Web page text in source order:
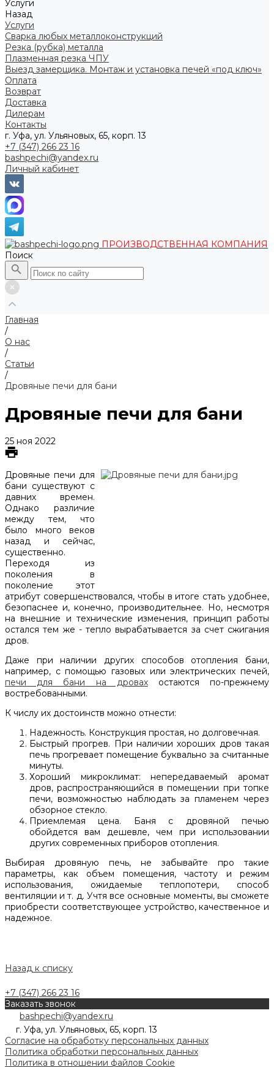
Услуги
Назад
Услуги
Сварка любых металлоконструкций
Резка (рубка) металла
Плазменная резка ЧПУ
Выезд замерщика. Монтаж и установка печей «под ключ»
Оплата
Возврат
Доставка
Дилерам
Контакты
г. Уфа, ул. Ульяновых, 65, корп. 13
+7 (347) 266 23 16
bashpechi@yandex.ru
Личный кабинет
ПРОИЗВОДСТВЕННАЯ КОМПАНИЯ
Поиск
Главная
/
О нас
/
Статьи
/
Дровяные печи для бани
Дровяные печи для бани
25 ноя 2022
Дровяные печи для
бани существуют с
давних времен.
Однако различие
между тем, что
было много веков
назад и сейчас,
существенно.
Переходя из
поколения в
поколение этот
атрибут совершенствовался, чтобы в итоге стать удобнее,
безопаснее и, конечно, производительнее. Но, несмотря
на внешние и технические изменения, принцип работы
остался тем же - тепло вырабатывается за счет сжигания
дров.
Даже при наличии других способов отопления бани,
например, с помощью газовых или электрических печей,
печи для бани на дровахостаются по-прежнему
востребованными.
К числу их достоинств можно отнести:
Надежность. Конструкция простая, но долговечная.
Быстрый прогрев. При наличии хороших дров такая
печь прогревает помещение буквально за считанные
минуты.
Хороший микроклимат: непередаваемый аромат
дров, распространяющийся в помещении при топке
печи, возможностью наблюдать за пламенем через
обзорное стекло.
Приемлемая цена. Баня с дровяной печью
обойдется вам дешевле, чем при использовании
других современных приборов отопления.
Выбирая дровяную печь, не забывайте про такие
параметры, как объем помещения, частоту и режим
использования, ожидаемые теплопотери, способ
вентиляции и т. д. Учтя все основные моменты, вы сможете
приобрести соответствующее устройство, качественное и
надежное.
Назад к списку
+7 (347) 266 23 16
Заказать звонок
bashpechi@yandex.ru
г. Уфа, ул. Ульяновых, 65, корп. 13
Согласие на обработку персональных данных
Политика обработки персональных данных
Политика в отношении файлов Cookie